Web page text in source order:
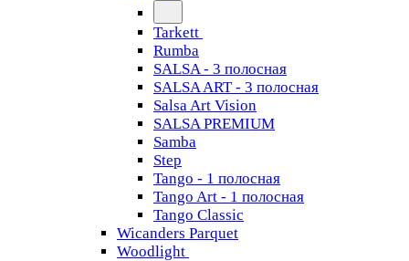
Tarkett
Rumba
SALSA - 3 полосная
SALSA ART - 3 полосная
Salsa Art Vision
SALSA PREMIUM
Samba
Step
Tango - 1 полосная
Tango Art - 1 полосная
Tango Classiс
Wicanders Parquet
Woodlight